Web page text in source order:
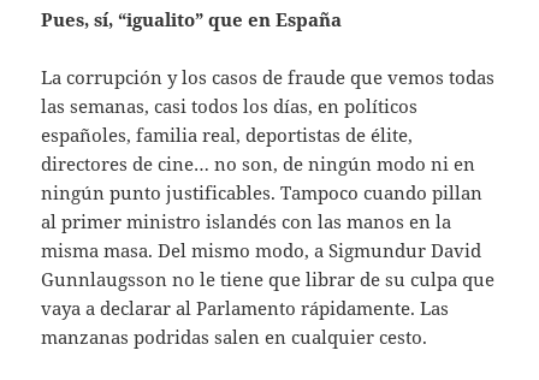
Pues, sí, “igualito” que en España
La corrupción y los casos de fraude que vemos todas
las semanas, casi todos los días, en políticos
españoles, familia real, deportistas de élite,
directores de cine… no son, de ningún modo ni en
ningún punto justificables. Tampoco cuando pillan
al primer ministro islandés con las manos en la
misma masa. Del mismo modo, a Sigmundur David
Gunnlaugsson no le tiene que librar de su culpa que
vaya a declarar al Parlamento rápidamente. Las
manzanas podridas salen en cualquier cesto.